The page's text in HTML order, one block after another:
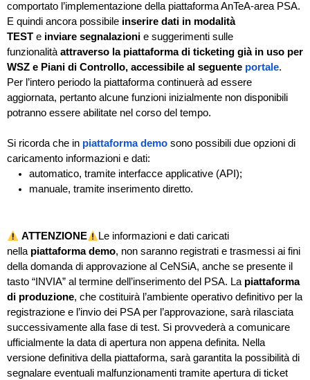
comportato l’implementazione della piattaforma AnTeA-area PSA.
E quindi ancora possibile inserire dati in modalità
TEST e inviare segnalazioni e suggerimenti sulle
funzionalitàattraverso la piattaforma di ticketing già in uso per
WSZ e Piani di Controllo, accessibile al seguente portale.
Per l’intero periodo la piattaforma continuerà ad essere
aggiornata, pertanto alcune funzioni inizialmente non disponibili
potranno essere abilitate nel corso del tempo.
Si ricorda che in piattaforma demo sono possibili due opzioni di
caricamento informazioni e dati:
automatico, tramite interfacce applicative (API);
manuale, tramite inserimento diretto.
ATTENZIONE
Le informazioni e dati caricati
nella piattaforma demo, non saranno registrati e trasmessi ai fini
della domanda di approvazione al CeNSiA, anche se presente il
tasto “INVIA” al termine dell’inserimento del PSA. La piattaforma
di produzione, che costituirà l’ambiente operativo definitivo per la
registrazione e l’invio dei PSA per l’approvazione, sarà rilasciata
successivamente alla fase di test. Si provvederà a comunicare
ufficialmente la data di apertura non appena definita. Nella
versione definitiva della piattaforma, sarà garantita la possibilità di
segnalare eventuali malfunzionamenti tramite apertura di ticket